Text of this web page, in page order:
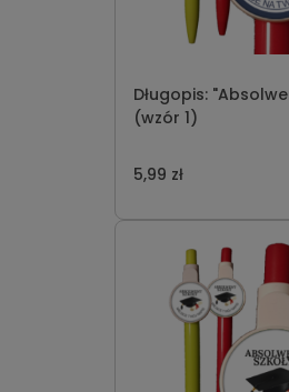
Długopis:
(wzór 1)
5,99 zł